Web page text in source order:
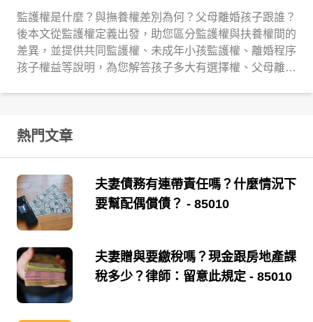
監護權是什麼？與撫養權差別為何？父母離婚孩子跟誰？
後本文從監護權定義出發，助您區分監護權與扶養權間的
差異，並提供共同監護權、未成年小孩監護權、離婚程序
孩子權益等說明，為您解答孩子多大有選擇權、父母離婚
熱門文章
夫妻債務有連帶責任嗎？什麼情況下
要幫配偶償債？ - 85010
夫妻贈與要繳稅嗎？現金跟房地產課
稅多少？律師：留意此規定- 85010